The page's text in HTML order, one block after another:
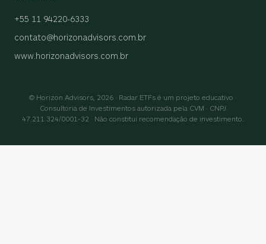
+55 11 94220-6333
contato@horizonadvisors.com.br
www.horizonadvisors.com.br
© Horizon Advisors, 2026 · Radar ETFs é um projeto educativo ·
Consultoria de Investimentos autorizada pela CVM · CNPJ
47.211.324/0001-32 · Não constitui recomendação de investimento.